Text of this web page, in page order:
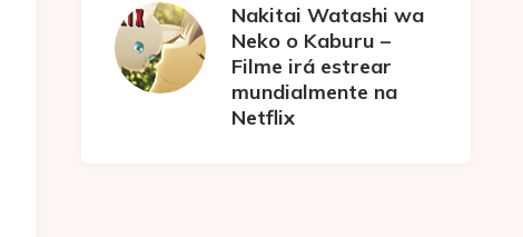
Nakitai Watashi wa
Neko o Kaburu –
Filme irá estrear
mundialmente na
Netflix